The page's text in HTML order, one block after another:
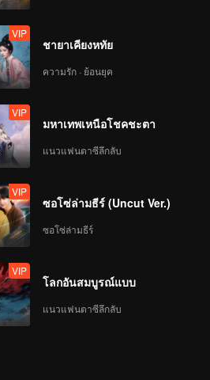
VIP
ชายาเคียงหทัย
ความรัก · ย้อนยุค
VIP
มหาเทพเหนือโชคชะตา
แนวแฟนตาซีลึกลับ
VIP
ซอโซ่ล่ามธีร์ (Uncut Ver.)
ซอโซ่ล่ามธีร์
VIP
โลกอันสมบูรณ์แบบ
แนวแฟนตาซีลึกลับ